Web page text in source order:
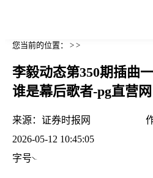
您当前的位置： > >
李毅动态第350期插曲
谁是幕后歌者-pg直营网
来源： 证券时报网
2026-05-12 10:45:05
字号